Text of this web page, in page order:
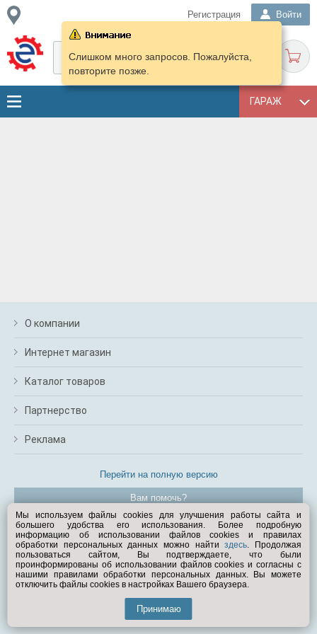
Регистрация Войти
ГАРАЖ
Слишком много запросов. Пожалуйста,
повторите позже.
О компании
Интернет магазин
Каталог товаров
Партнерство
Реклама
Перейти на полную версию
Вам помочь?
© Exist.ru 1998—2026
Мы используем файлы cookies для улучшения работы сайта и
большего удобства его использования. Более подробную
информацию об использовании файлов cookies и правилах
обработки персональных данных можно найтиздесь. Продолжая
пользоваться сайтом, Вы подтверждаете, что были
проинформированы об использовании файлов cookies и согласны с
нашими правилами обработки персональных данных. Вы можете
отключить файлы cookies в настройках Вашего браузера.
Принимаю